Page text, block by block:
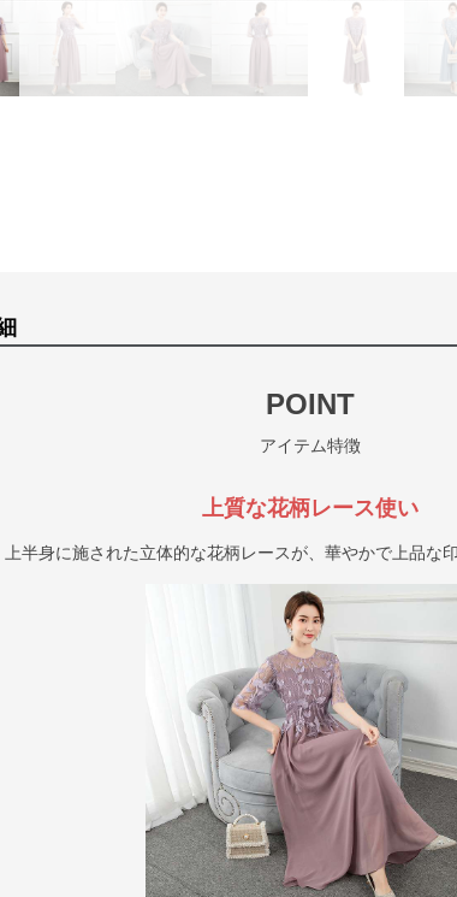
POINT
アイテム特徴
上質な花柄レース使い
上半身に施された立体的な花柄レースが、華やかで上品な